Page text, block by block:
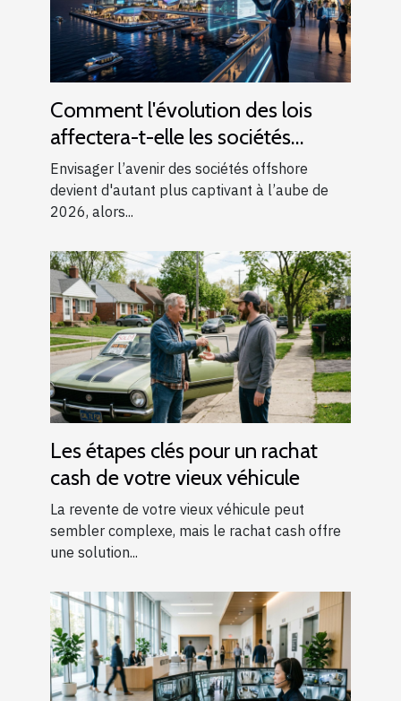
Comment l'évolution des lois
affectera-t-elle les sociétés
offshore en 2026 ?
Envisager l’avenir des sociétés offshore
devient d'autant plus captivant à l’aube de
2026, alors...
Les étapes clés pour un rachat
cash de votre vieux véhicule
La revente de votre vieux véhicule peut
sembler complexe, mais le rachat cash offre
une solution...